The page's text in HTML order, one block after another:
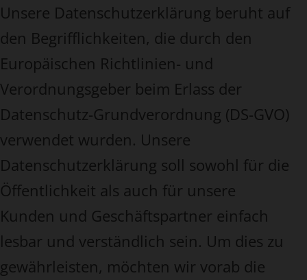
Unsere Datenschutzerklärung beruht auf
den Begrifflichkeiten, die durch den
Europäischen Richtlinien- und
Verordnungsgeber beim Erlass der
Datenschutz-Grundverordnung (DS-GVO)
verwendet wurden. Unsere
Datenschutzerklärung soll sowohl für die
Öffentlichkeit als auch für unsere
Kunden und Geschäftspartner einfach
lesbar und verständlich sein. Um dies zu
gewährleisten, möchten wir vorab die